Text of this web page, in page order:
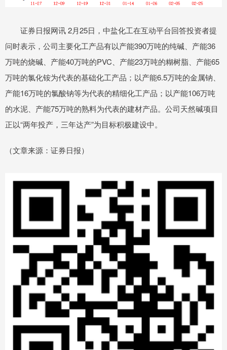
证券日报网讯 2月25日，中盐化工在互动平台回答投资者提
问时表示，公司主要化工产品有以产能390万吨的纯碱、产能36
万吨的烧碱、产能40万吨的PVC、产能23万吨的糊树脂、产能65
万吨的氯化铵为代表的基础化工产品；以产能6.5万吨的金属钠、
产能16万吨的氯酸钠等为代表的精细化工产品；以产能106万吨
的水泥、产能75万吨的熟料为代表的建材产品。公司天然碱项目
正以“两年投产，三年达产”为目标积极建设中。
（文章来源：证券日报）